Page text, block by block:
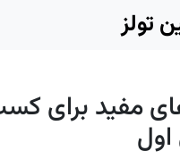
تولز
مفید برای